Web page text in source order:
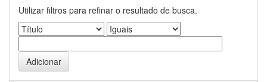
Utilizar filtros para refinar o resultado de busca.